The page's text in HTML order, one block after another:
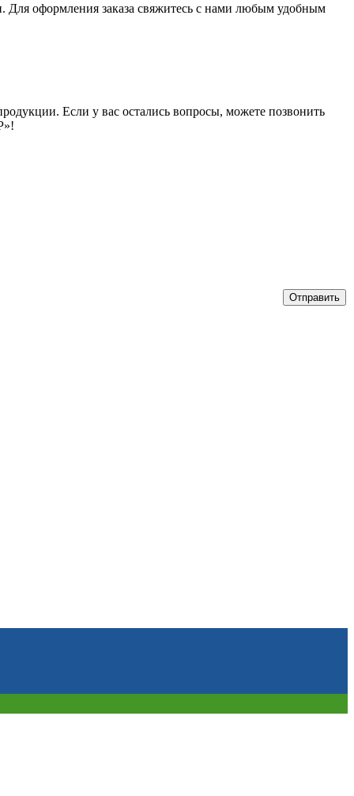
Для оформления заказа свяжитесь с нами любым удобным
Если у вас остались вопросы, можете позвонить
Отправить